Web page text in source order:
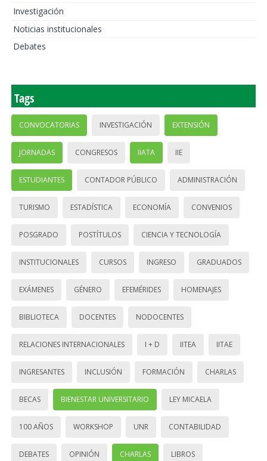
Investigación
Noticias institucionales
Debates
Tags
CONVOCATORIAS INVESTIGACIÓN EXTENSIÓN
JORNADAS CONGRESOS IIATA IIE
ESTUDIANTES CONTADOR PÚBLICO ADMINISTRACIÓN
TURISMO ESTADÍSTICA ECONOMÍA CONVENIOS
POSGRADO POSTÍTULOS CIENCIA Y TECNOLOGÍA
INSTITUCIONALES CURSOS INGRESO GRADUADOS
EXÁMENES GÉNERO EFEMÉRIDES HOMENAJES
BIBLIOTECA DOCENTES NODOCENTES
RELACIONES INTERNACIONALES I + D IITEA IITAE
INGRESANTES INCLUSIÓN FORMACIÓN CHARLAS
BECAS BIENESTAR UNIVERSITARIO LEY MICAELA
100 AÑOS WORKSHOP UNR CONTABILIDAD
DEBATES OPINIÓN CHARLAS LIBROS